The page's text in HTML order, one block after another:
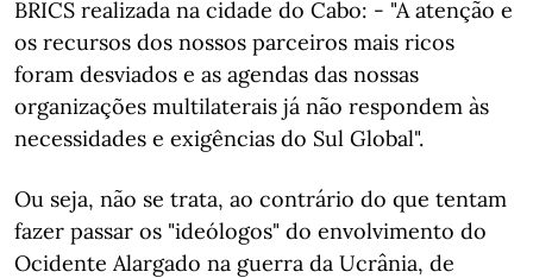
BRICS realizada na cidade do Cabo: - "A atenção e
os recursos dos nossos parceiros mais ricos
foram desviados e as agendas das nossas
organizações multilaterais já não respondem às
necessidades e exigências do Sul Global".
Ou seja, não se trata, ao contrário do que tentam
fazer passar os "ideólogos" do envolvimento do
Ocidente Alargado na guerra da Ucrânia, de